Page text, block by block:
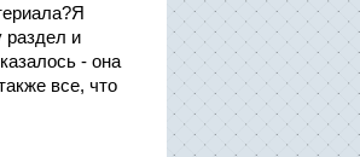
раздел и
- она
все, что